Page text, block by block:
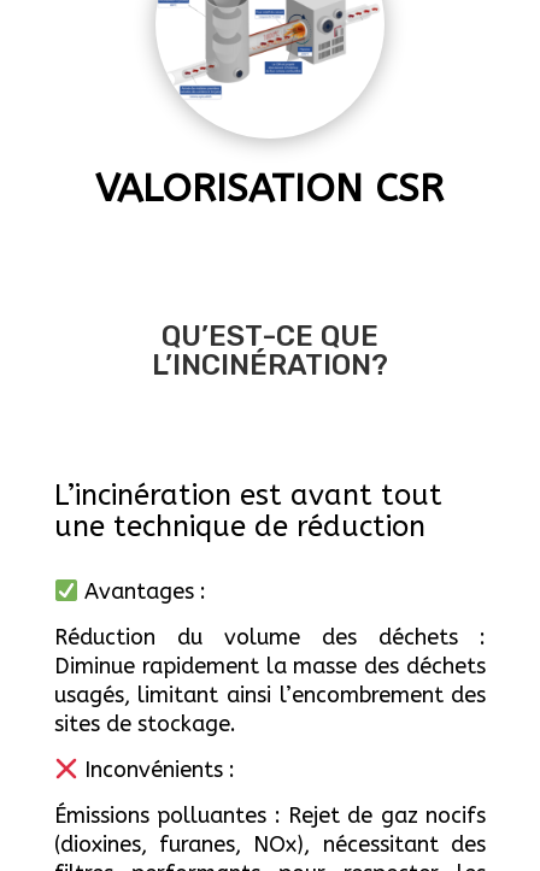
VALORISATION CSR
QU’EST-CE QUE
L’INCINÉRATION?
L’incinération est avant tout
une technique de réduction
Avantages :
Réduction du volume des déchets :
Diminue rapidement la masse des déchets
usagés, limitant ainsi l’encombrement des
sites de stockage.
Inconvénients :
Émissions polluantes : Rejet de gaz nocifs
(dioxines, furanes, NOx), nécessitant des